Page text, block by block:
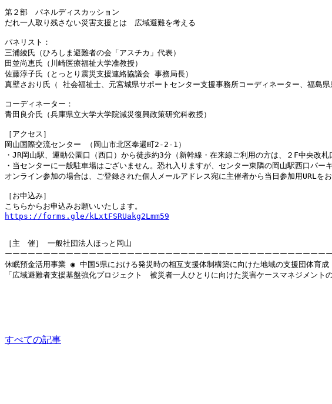
第２部　パネルディスカッション
だれ一人取り残さない災害支援とは　広域避難を考える
パネリスト：
三浦綾氏（ひろしま避難者の会「アスチカ」代表）
田並尚恵氏（川崎医療福祉大学准教授）
佐藤淳子氏（とっとり震災支援連絡協議会 事務局長）
真壁さおり氏（ 社会福祉士、元宮城県サポートセンター支援事務所コーディネーター、福島
コーディネーター：
青田良介氏（兵庫県立大学大学院減災復興政策研究科教授）
［アクセス］
岡山国際交流センター （岡山市北区奉還町2-2-1）
・JR岡山駅、運動公園口（西口）から徒歩約3分（新幹線・在来線ご利用の方は、２F中央改
・当センターに一般駐車場はございません。恐れ入りますが、センター東隣の岡山駅西口パー
オンライン参加の場合は、ご登録された個人メールアドレス宛に主催者から当日参加用URLをお
［お申込み］
https://forms.gle/kLxtFSRUakg2Lmm59
［主　催］ 一般社団法人ほっと岡山
ーーーーーーーーーーーーーーーーーーーーーーーーーーーーーーーーーーーーーーーーーー
休眠預金活用事業 ◉ 中国5県における発災時の相互支援体制構築に向けた地域の支援団体育成
「広域避難者支援基盤強化プロジェクト　被災者一人ひとりに向けた災害ケースマネジメントの
すべての記事